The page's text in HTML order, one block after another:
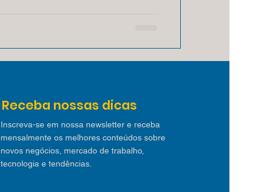
Receba nossas dicas
Inscreva-se em nossa newsletter e receba
mensalmente os melhores conteúdos sobre
novos negócios, mercado de trabalho,
tecnologia e tendências.